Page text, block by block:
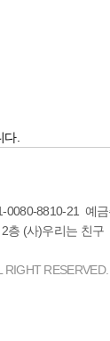
다.
8810-21 예
층 (사)우리는 친구
RIGHT RESERVED.